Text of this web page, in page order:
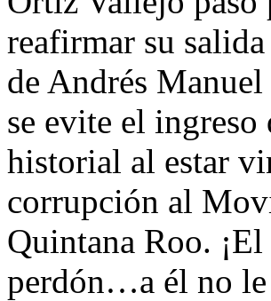
reafirmar su
de Andrés
se evite el ingreso
historial al estar
corrupción al
Quintana Roo.
perdón…a él no le